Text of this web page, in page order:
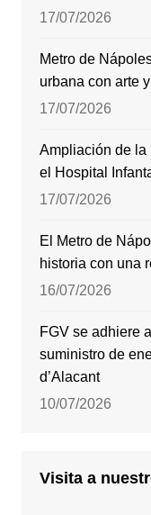
17/07/2026
Metro de
urbana con arte
17/07/2026
Ampliación de la
el Hospital
17/07/2026
El Metro de
historia con una
16/07/2026
FGV se adhiere
suministro de
d’Alacant
10/07/2026
Visita a